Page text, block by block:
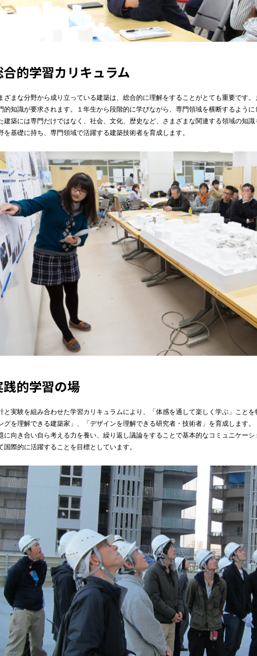
的学習カリキュラム
ざまな分野から成り立っている建築は、総合的に理解をすることがとても重要です
的知識が要求されます。１年生から段階的に学びながら、専門領域を横断するように
建築には専門だけではなく、社会、文化、歴史など、さまざまな関連する領域の知
を基礎に持ち、専門領域で活躍する建築技術者を育成します。
的学習の場
と実験を組み合わせた学習カリキュラムにより、「体感を通して楽しく学ぶ」こと
グを理解できる建築家」、「デザインを理解できる研究者・技術者」を育成します。
に向き合い自ら考える力を養い、繰り返し議論をすることで基本的なコミュニケー
国際的に活躍することを目標としています。